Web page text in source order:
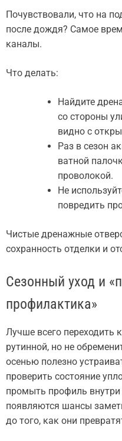
Почувствовали, что на
после дождя? Самое
каналы.
Что делать:
Найдите
со стороны
видно с
Раз в сезон
ватной
проволокой.
Не
повредить
Чистые дренажные
сохранность отделки и
Сезонный уход и
профилактика»
Лучше всего переходить
рутинной, но не
осенью полезно
проверить состояние
промыть профиль
появляются шансы
до того, как они